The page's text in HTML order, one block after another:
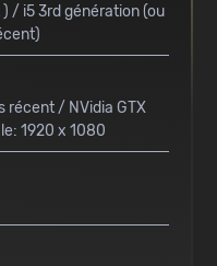
/ i5 3rd génération (ou
récent / NVidia GTX
1920 x 1080